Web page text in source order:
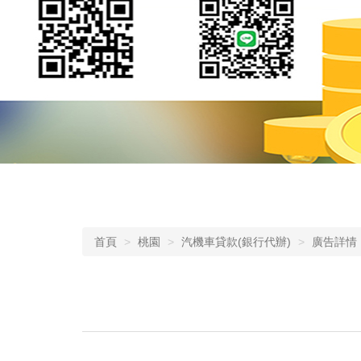
首頁 桃園 汽機車貸款(銀行代辦) 廣告詳情